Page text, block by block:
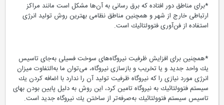
*برای مناطق دور افتاده كه برق رسانی به آن‌ها مشكل است مانند مراكز
ارتباطی خارج از شهر و همچنین مناطق نظامی بهترین روش تولید انرژی
استفاده از فن‌آوری فتوولتائیك است.
*همچنین برای افزایش ظرفیت نیروگاه‌های سوخت فسیلی به‌جای تاسیس
یك واحد جدید و یا تخریب و بازسازی نیروگاه، می‌توان ما به‌التفاوت میزان
انرژی مورد نیازی را كه نیروگاه ظرفیت تولید آن را ندارد با اضافه كردن یك
سیستم فتوولتائیك به نیروگاه تامین كرد، این روش به دلیل پایین بودن بهای
تاسیس سیستم فتوولتائیك به‌صرفه‌تر از ساختن یك نیروگاه جدید است.